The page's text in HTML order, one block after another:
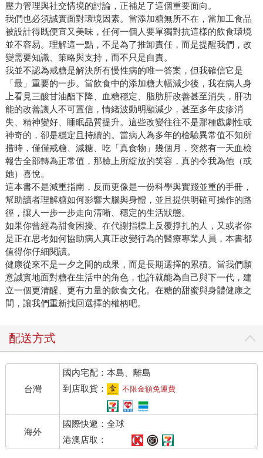
壓力管理與社交情境的討論，正補足了這個重要面向。
我們也必須誠實面對環境因素。當添加糖無所不在，當加工食品
被設計得既便宜又美味，任何一個人要單獨對抗這樣的飲食環境
並不容易。理解這一點，不是為了推卸責任，而是提醒我們，改
變需要知識、策略與支持，而不只是自責。
我並不認為戒糖是解決所有慢性病的唯一答案，但我確信它是
「最」重要的一步。當飲食中的添加糖大幅減少後，我在病人身
上看見三酸甘油酯下降、血糖穩定、脂肪肝改善甚至消失，肝功
能的改善讓人不可置信，情緒波動明顯減少，甚至多年皮疹消
失、精神變好、睡眠品質提升。這些改變往往不是那種戲劇性或
神奇的，卻是穩定且持續的。當病人為多年的檢驗異常值不知所
措時，僅僅戒糖、減糖、吃「真食物」幾個月，突然有一天血檢
報告全部轉為正常值，那臉上所綻放的笑容，真的令我為他（或
她）喜悅。
這本書不是減重指南，反而更像是一份科學與實踐並重的手冊，
幫助讀者理解糖如何影響大腦與身體，並且提供明確可操作的路
徑，讓人一步一步走向清晰、穩定的生活狀態。
如果你曾經為甜食困擾、在代謝指標上反覆掙扎的人，又或者你
是正在思考如何協助病人真正改變行為的醫療專業人員，本書都
值得你仔細閱讀。
健康從來不是一夕之間的成果，而是長期選擇的累積。當我們願
意誠實地面對糖在生活中的角色，也許就能為自己與下一代，建
立一個更清醒、更有力量的飲食文化。在糖的甜蜜與身體健康之
間，讓我們重新找回選擇的權柄吧。
配送方式
台灣
國內宅配：本島、離島
到店取貨：
不限金額免運費
海外
國際快遞：全球
港澳店取：